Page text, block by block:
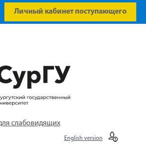
Личный кабинет поступающего
слабовидящих
English version